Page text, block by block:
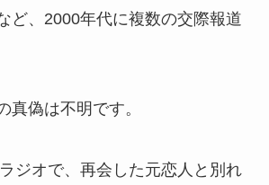
ど、2000年代に複数の交際報道
真偽は不明です。
ジオで、再会した元恋人と別れ